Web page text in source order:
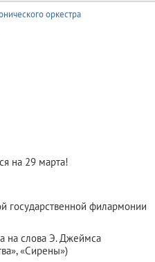
оркестра
на 29 марта!
государственной филармонии
на слова Э. Джеймса
«Сирены»)